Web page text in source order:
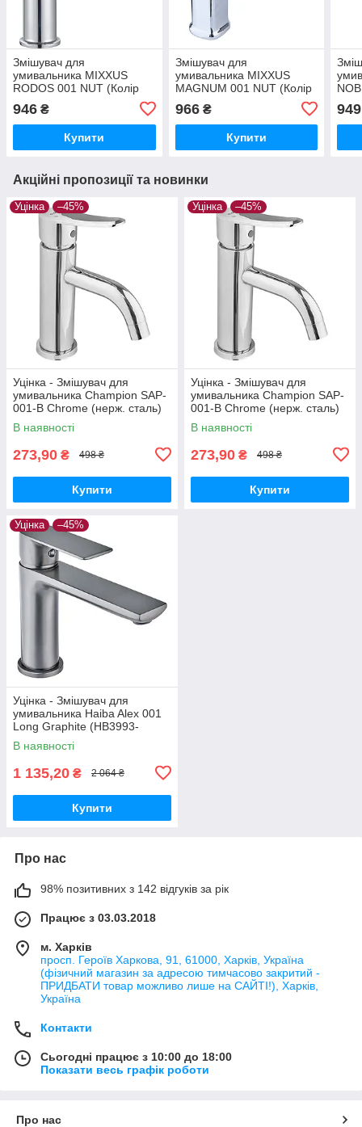
Змішувач для
умивальника MIXXUS
RODOS 001 NUT (Колір
946 ₴
Купити
Змішувач для
умивальника MIXXUS
MAGNUM 001 NUT (Колір
966₴
Купити
949
Акційні пропозиції та новинки
Уцінка –45%
Уцінка - Змішувач для
умивальника Champion SAP-
001-B Chrome (нерж. сталь)
(CH6157-20260716-10424)
В наявності
273,90 ₴ 498 ₴
Купити
Уцінка –45%
Уцінка - Змішувач для
умивальника Champion SAP-
001-B Chrome (нерж. сталь)
(CH6157-20260715-10520)
В наявності
273,90 ₴ 498 ₴
Купити
Уцінка –45%
Уцінка - Змішувач для
умивальника Haiba Alex 001
Long Graphite (HB3993-
20260604-7971)
В наявності
1 135,20 ₴ 2 064 ₴
Купити
Про нас
98% позитивних з 142 відгуків за рік
Працює з 03.03.2018
м. Харків
просп. Героїв Харкова, 91, 61000, Харків, Україна
(фізичний магазин за адресою тимчасово закритий -
ПРИДБАТИ товар можливо лише на САЙТІ!), Харків,
Україна
Контакти
Сьогодні працює з 10:00 до 18:00
Показати весь графік роботи
Про нас